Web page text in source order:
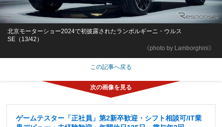
《photo by Lamborghini》
北京モーターショー2024で初披露されたランボルギーニ・ウルス
SE（13/42）
この記事へ戻る
ゲームテスター「正社員」第2新卒歓迎・シフト相談可/IT業